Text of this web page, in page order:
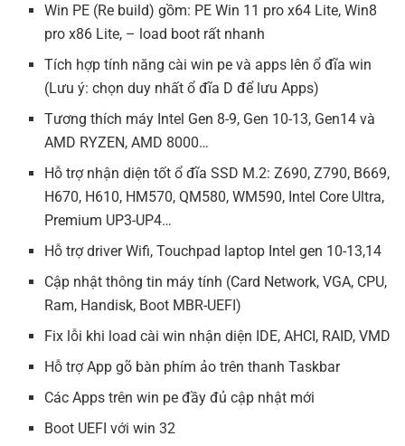
Win PE (Re build) gồm: PE Win 11 pro x64 Lite, Win8
pro x86 Lite, – load boot rất nhanh
Tích hợp tính năng cài win pe và apps lên ổ đĩa win
(Lưu ý: chọn duy nhất ổ đĩa D để lưu Apps)
Tương thích máy Intel Gen 8-9, Gen 10-13, Gen14 và
AMD RYZEN, AMD 8000…
Hỗ trợ nhận diện tốt ổ đĩa SSD M.2: Z690, Z790, B669,
H670, H610, HM570, QM580, WM590, Intel Core Ultra,
Premium UP3-UP4…
Hỗ trợ driver Wifi, Touchpad laptop Intel gen 10-13,14
Cập nhật thông tin máy tính (Card Network, VGA, CPU,
Ram, Handisk, Boot MBR-UEFI)
Fix lỗi khi load cài win nhận diện IDE, AHCI, RAID, VMD
Hỗ trợ App gõ bàn phím ảo trên thanh Taskbar
Các Apps trên win pe đầy đủ cập nhật mới
Boot UEFI với win 32